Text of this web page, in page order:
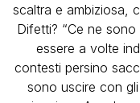
scaltra e ambiziosa,
Difetti? “Ce ne
essere a volte
contesti persino
sono uscire con